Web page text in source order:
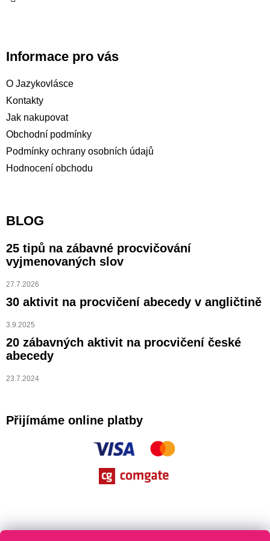
Informace pro vás
O Jazykovlásce
Kontakty
Jak nakupovat
Obchodní podmínky
Podmínky ochrany osobních údajů
Hodnocení obchodu
BLOG
25 tipů na zábavné procvičování
vyjmenovaných slov
27.7.2026
30 aktivit na procvičení abecedy v angličtině
3.9.2025
20 zábavných aktivit na procvičení české
abecedy
23.7.2024
Přijímáme online platby